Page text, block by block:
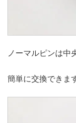
ノーマルピンは中
簡単に交換できま